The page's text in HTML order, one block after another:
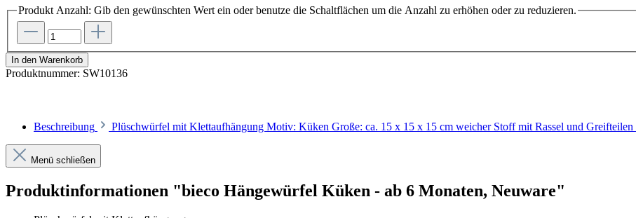
Produkt Anzahl: Gib den gewünschten Wert ein oder benutze die Schaltflächen um die Anzahl zu erhöhen oder zu reduzieren.
In den Warenkorb
Produktnummer: SW10136
Beschreibung Plüschwürfel mit Klettaufhängung Motiv: Küken Große: ca. 15 x 15 x 15 cm weicher Stoff mit Rassel und
Menü schließen
Produktinformationen "bieco Hängewürfel Küken - ab 6 Monaten, Neuware"